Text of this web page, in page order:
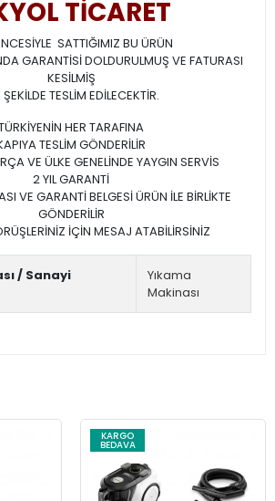
TİCARET
SATTIĞIMIZ BU ÜRÜN
GARANTİSİ DOLDURULMUŞ VE FATURASI
KESİLMİŞ
ŞEKİLDE TESLİM EDİLECEKTİR.
HER TARAFINA
TESLİM GÖNDERİLİR
VE ÜLKE GENELİNDE YAYGIN SERVİS
2 YIL GARANTİ
VE GARANTİ BELGESİ ÜRÜN İLE BİRLİKTE
GÖNDERİLİR
İÇİN MESAJ ATABİLİRSİNİZ
/ Sanayi
Yıkama
Makinası
KARGO
BEDAVA